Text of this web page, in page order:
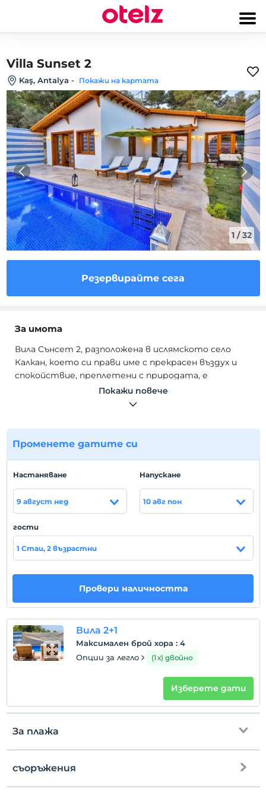
Villa Sunset 2
Kaş, Antalya - Покажи на картата
1 /32
Резервирайте сега
За имота
Вила Сънсет 2, разположена в ислямското село
Калкан, което си прави име с прекрасен въздух и
спокойствие, преплетени с природата, е
проектирана да ви предложи незабравимо
ваканционно изживяване.
дървета, всички тези нужди на гостите, които
бягат от шума на града, които не могат да се
отпуснат в скътаните сгради и които искат да
се забавляват до басейна, както желаят, ще
бъдат посрещнати.
консервативна концепция със своята защитена
структура.
Съоръжението се намира в село Калкан Исламлар.
Плажът
9 км до плажа. далеч
настаняване
След 16:00
Разгледайте
Преди 10:00
Покажи повече
Променете датите си
Hастаняване
9 август нед
Hапускане
10 авг пон
гости
1 Стаи, 2 възрастни
Провери наличността
Вила 2+1
Максимален брой хора : 4
Опции за легло
(1 х) двойно
Изберете дати
За плажа
до плажа
съоръжения